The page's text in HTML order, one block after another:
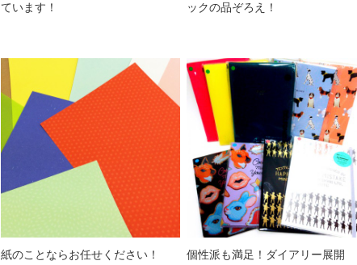
ています！
ックの品ぞろえ！
紙のことならお任せください！ 個性派も満足！ダイアリー展開